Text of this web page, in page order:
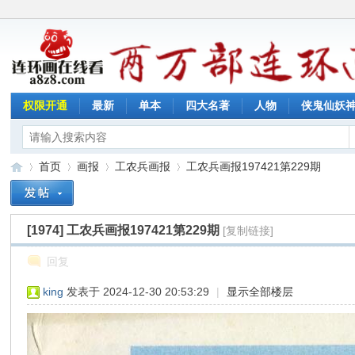
权限开通 最新 单本 四大名著 人物 侠鬼仙妖
»
首页
›
画报
›
工农兵画报
›
工农兵画报197421第229期
[1974]工农兵画报197421第229期 [复制链接]
回复
king 发表于 2024-12-30 20:53:29 | 显示全部楼层